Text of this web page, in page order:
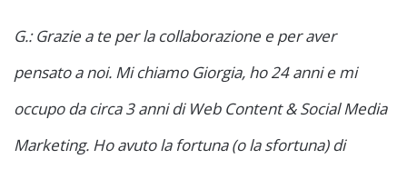
G.: Grazie a te per la collaborazione e per aver
pensato a noi. Mi chiamo Giorgia, ho 24 anni e mi
occupo da circa 3 anni di Web Content & Social Media
Marketing. Ho avuto la fortuna (o la sfortuna) di